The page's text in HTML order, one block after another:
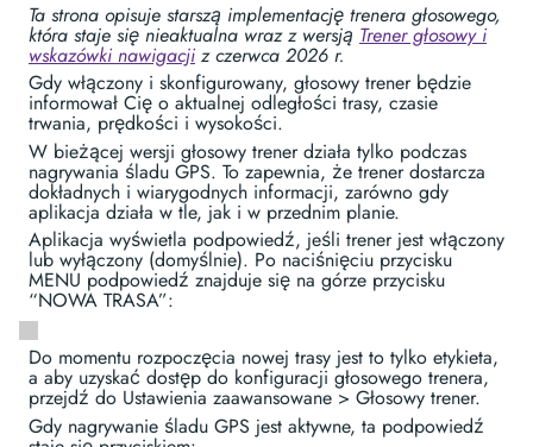
Ta strona opisuje starszą implementację trenera głosowego,
która staje się nieaktualna wraz z wersją Trener głosowy i
wskazówki nawigacjiz czerwca 2026 r.
Gdy włączony i skonfigurowany, głosowy trener będzie
informował Cię o aktualnej odległości trasy, czasie
trwania, prędkości i wysokości.
W bieżącej wersji głosowy trener działa tylko podczas
nagrywania śladu GPS. To zapewnia, że trener dostarcza
dokładnych i wiarygodnych informacji, zarówno gdy
aplikacja działa w tle, jak i w przednim planie.
Aplikacja wyświetla podpowiedź, jeśli trener jest włączony
lub wyłączony (domyślnie). Po naciśnięciu przycisku
MENU podpowiedź znajduje się na górze przycisku
“NOWA TRASA”:
Do momentu rozpoczęcia nowej trasy jest to tylko etykieta,
a aby uzyskać dostęp do konfiguracji głosowego trenera,
przejdź do Ustawienia zaawansowane > Głosowy trener.
Gdy nagrywanie śladu GPS jest aktywne, ta podpowiedź